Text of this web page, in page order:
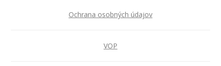
Ochrana osobných údajov
VOP